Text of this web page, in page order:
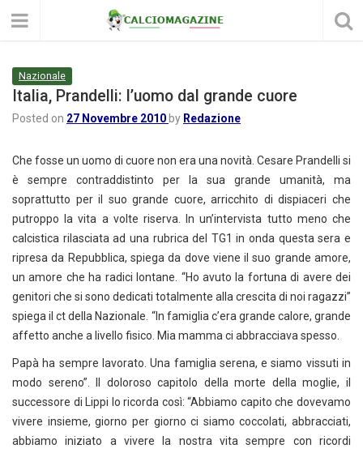
Nazionale
Italia, Prandelli: l’uomo dal grande cuore
Posted on 27 Novembre 2010 by Redazione
Che fosse un uomo di cuore non era una novità. Cesare Prandelli si
è sempre contraddistinto per la sua grande umanità, ma
soprattutto per il suo grande cuore, arricchito di dispiaceri che
putroppo la vita a volte riserva. In un’intervista tutto meno che
calcistica rilasciata ad una rubrica del TG1 in onda questa sera e
ripresa da Repubblica, spiega da dove viene il suo grande amore,
un amore che ha radici lontane. “Ho avuto la fortuna di avere dei
genitori che si sono dedicati totalmente alla crescita di noi ragazzi”
spiega il ct della Nazionale. “In famiglia c’era grande calore, grande
affetto anche a livello fisico. Mia mamma ci abbracciava spesso.
Papà ha sempre lavorato. Una famiglia serena, e siamo vissuti in
modo sereno”. Il doloroso capitolo della morte della moglie, il
successore di Lippi lo ricorda così: “Abbiamo capito che dovevamo
vivere insieme, giorno per giorno ci siamo coccolati, abbracciati,
abbiamo iniziato a vivere la nostra vita sempre con ricordi